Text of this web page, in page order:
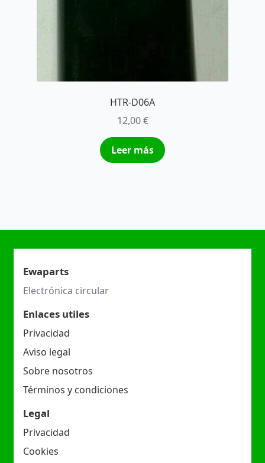
HTR-D06A
12,00€
Leer más
Ewaparts
Electrónica circular
Enlaces utiles
Privacidad
Aviso legal
Sobre nosotros
Términos y condiciones
Legal
Privacidad
Cookies